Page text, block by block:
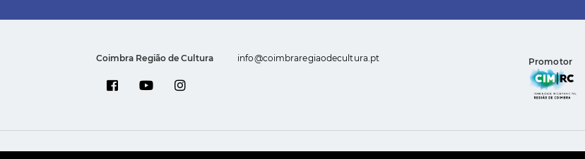
Coimbra Região de Cultura info@coimbraregiaodecultura.pt Promotor